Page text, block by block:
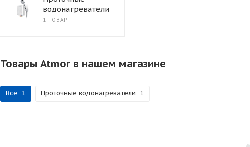
водонагреватели
1 ТОВАР
Товары Atmor в нашем магазине
Все 1 Проточные водонагреватели 1